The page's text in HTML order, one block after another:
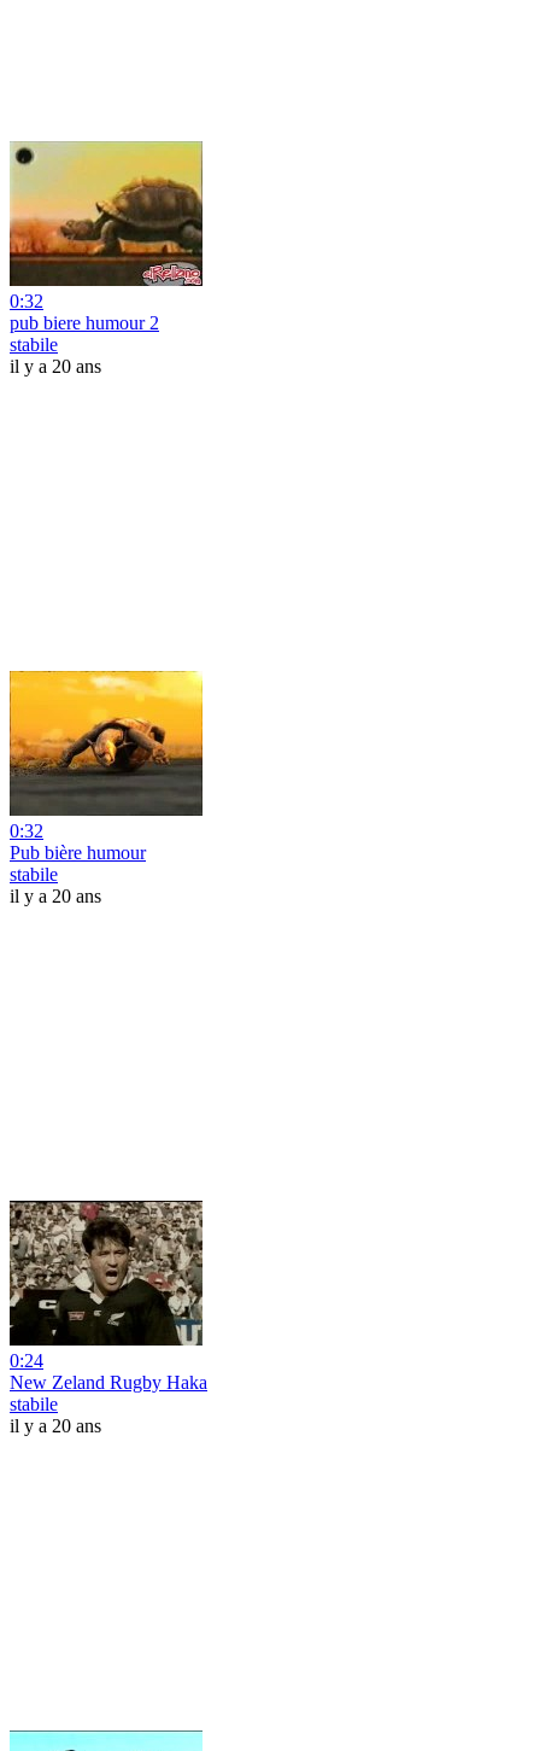
0:32
pub biere humour 2
stabile
il y a 20 ans
0:32
Pub bière humour
stabile
il y a 20 ans
0:24
New Zeland Rugby Haka
stabile
il y a 20 ans